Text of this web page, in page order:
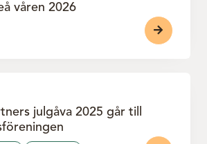
våren 2026
julgåva 2025 går till